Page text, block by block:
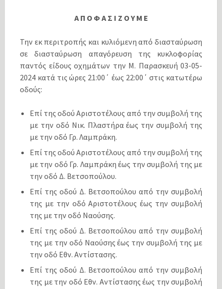
Α Π Ο Φ Α Σ Ι Ζ Ο Υ Μ Ε
Την εκ περιτροπής και κυλιόμενη από διασταύρωση
σε διασταύρωση απαγόρευση της κυκλοφορίας
παντός είδους οχημάτων την Μ. Παρασκευή 03-05-
2024 κατά τις ώρες 21:00΄ έως 22:00΄ στις κατωτέρω
οδούς:
Επί της οδού Αριστοτέλους από την συμβολή της
με την οδό Νικ. Πλαστήρα έως την συμβολή της
με την οδό Γρ. Λαμπράκη.
Επί της οδού Αριστοτέλους από την συμβολή της
με την οδό Γρ. Λαμπράκη έως την συμβολή της με
την οδό Δ. Βετσοπούλου.
Επί της οδού Δ. Βετσοπούλου από την συμβολή
της με την οδό Αριστοτέλους έως την συμβολή
της με την οδό Ναούσης.
Επί της οδού Δ. Βετσοπούλου από την συμβολή
της με την οδό Ναούσης έως την συμβολή της με
την οδό Εθν. Αντίστασης.
Επί της οδού Δ. Βετσοπούλου από την συμβολή
της με την οδό Εθν. Αντίστασης έως την συμβολή